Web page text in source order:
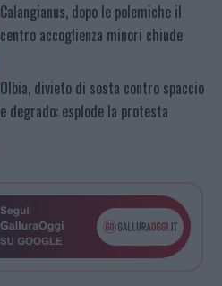
Calangianus, dopo le polemiche il
centro accoglienza minori chiude
Olbia, divieto di sosta contro spaccio
e degrado: esplode la protesta